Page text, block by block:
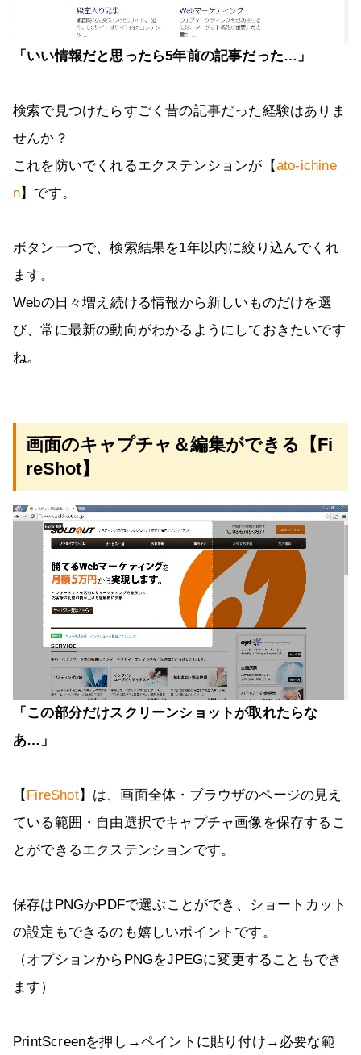
「いい情報だと思ったら5年前の記事だった…」
検索で見つけたらすごく昔の記事だった経験はありま
せんか？
これを防いでくれるエクステンションが【ato-ichine
n】です。
ボタン一つで、検索結果を1年以内に絞り込んでくれ
ます。
Webの日々増え続ける情報から新しいものだけを選
び、常に最新の動向がわかるようにしておきたいです
ね。
画面のキャプチャ＆編集ができる【Fi
reShot】
「この部分だけスクリーンショットが取れたらな
あ…」
【 FireShot】は、画面全体・ブラウザのページの見え
ている範囲・自由選択でキャプチャ画像を保存するこ
とができるエクステンションです。
保存はPNGかPDFで選ぶことができ、ショートカット
の設定もできるのも嬉しいポイントです。
（オプションからPNGをJPEGに変更することもでき
ます）
PrintScreenを押し→ペイントに貼り付け→必要な範